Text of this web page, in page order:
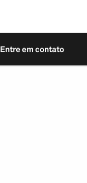
Entre em contato